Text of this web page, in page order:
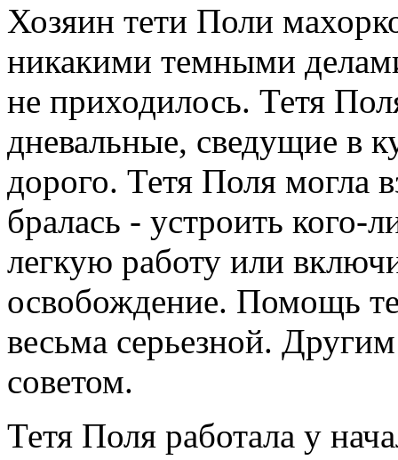
Хозяин тети Поли
никакими темными
не приходилось. Тетя
дневальные, сведущие в
дорого. Тетя Поля могла
бралась - устроить кого-
легкую работу или
освобождение. Помощь
весьма серьезной.
советом.
Тетя Поля работала у